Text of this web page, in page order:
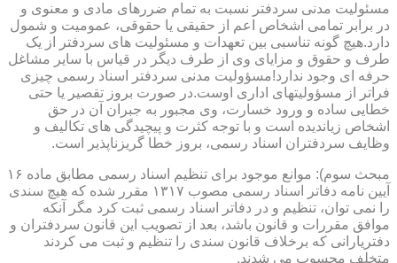
مسئولیت مدنی سردفتر نسبت به تمام ضررهای مادی و معنوی و
در برابر تمامی اشخاص اعم از حقیقی یا حقوقی، عمومیت و شمول
دارد.هیچ گونه تناسبی بین تعهدات و مسئولیت های سردفتر از یک
طرف و حقوق و مزایای وی از طرف دیگر در قیاس با سایر مشاغل
حرفه ای وجود ندارد!مسؤولیت مدنی سردفتر اسناد رسمی چیزی
فراتر از مسؤولیتهای اداری اوست.در صورت بروز تقصیر یا حتی
خطایی ساده و ورود خسارت، وی مجبور به جبران آن در حق
اشخاص زیاندیده است و با توجه کثرت و پیچیدگی های تکالیف و
وظایف سردفتران اسناد رسمی، بروز خطا گریزناپذیر است.
مبحث سوم): موانع موجود برای تنظیم اسناد رسمی مطابق ماده ۱۶
آیین نامه دفاتر اسناد رسمی مصوب ۱۳۱۷ مقرر شده که هیچ سندی
را نمی توان، تنظیم و در دفاتر اسناد رسمی ثبت کرد مگر آنکه
موافق مقررات و قانون باشد، بعد از تصویب این قانون سردفتران و
دفتریارانی که برخلاف قانون سندی را تنظیم و ثبت می کردند
متخلف محسوب می شدند.